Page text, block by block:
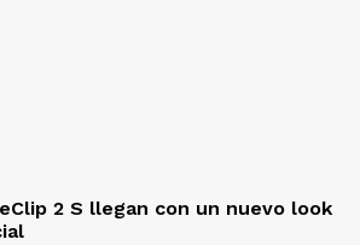
2 S llegan con un nuevo look